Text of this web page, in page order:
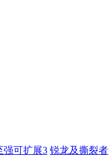
强可扩展3 锐龙及撕裂者